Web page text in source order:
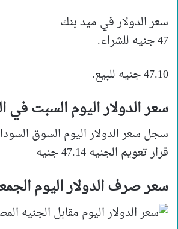
سعر الدولار في ميد بنك
47 جنيه للشراء.
47.10 جنيه للبيع.
سعر الدولار اليوم السبت في
قرار تعويم الجنيه 47.14 جنيه
سعر صرف الدولار اليوم